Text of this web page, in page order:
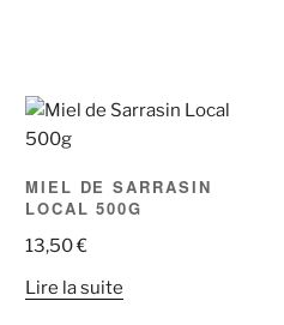
MIEL DE SARRASIN
LOCAL 500G
13,50€
Lire la suite